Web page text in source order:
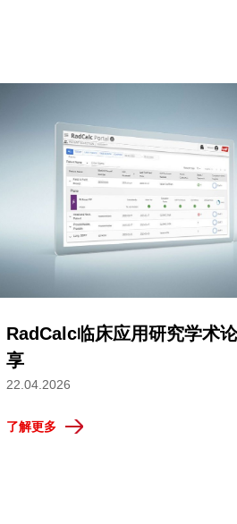
RadCalc临床应用研究学术
享
22.04.2026
了解更多